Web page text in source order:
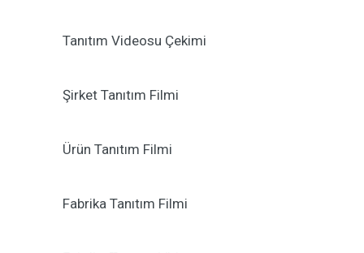
Tanıtım Videosu Çekimi
Şirket Tanıtım Filmi
Ürün Tanıtım Filmi
Fabrika Tanıtım Filmi